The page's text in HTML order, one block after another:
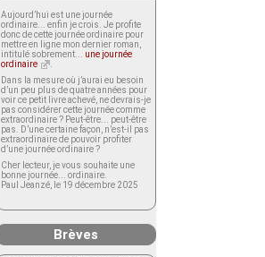
Aujourd’hui est une journée
ordinaire... enfin je crois. Je profite
donc de cette journée ordinaire pour
mettre en ligne mon dernier roman,
intitulé sobrement... une journée
ordinaire
Dans la mesure où j’aurai eu besoin
d’un peu plus de quatre années pour
voir ce petit livre achevé, ne devrais-je
pas considérer cette journée comme
extraordinaire ? Peut-être... peut-être
pas. D’une certaine façon, n’est-il pas
extraordinaire de pouvoir profiter
d’une journée ordinaire ?
Cher lecteur, je vous souhaite une
bonne journée... ordinaire.
Paul Jeanzé, le 19 décembre 2025
Brèves